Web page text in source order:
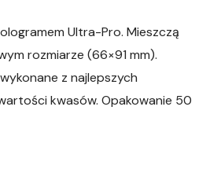
Ultra-Pro. Mieszczą
rozmiarze (66×91 mm).
z najlepszych
kwasów. Opakowanie 50